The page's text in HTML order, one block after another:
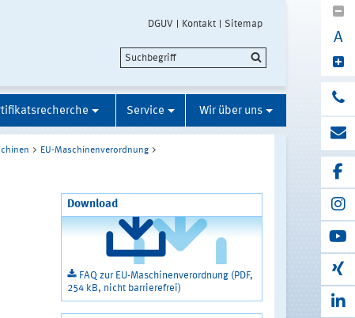
DGUV Kontakt Sitemap
A
Service Wir über uns
EU-Maschinenverordnung
Download
FAQ zur EU-Maschinenverordnung (PDF,
254 kB, nicht barrierefrei)